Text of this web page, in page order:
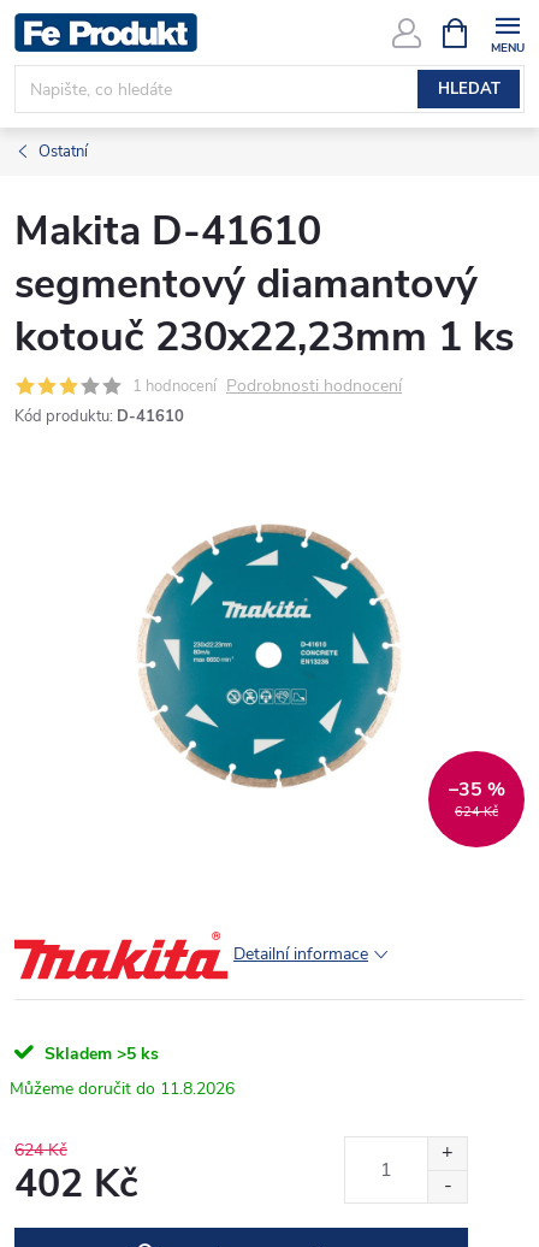
Přejít
na
obsah
HLEDAT
NÁKUPNÍ
KOŠÍK
Ostatní
Makita D-41610
segmentový diamantový
kotouč 230x22,23mm 1 ks
1 hodnocení Podrobnosti hodnocení
Kód produktu: D-41610
624 Kč
–35 %
Detailní informace
Skladem >5 ks
11.8.2026
624 Kč
402 Kč